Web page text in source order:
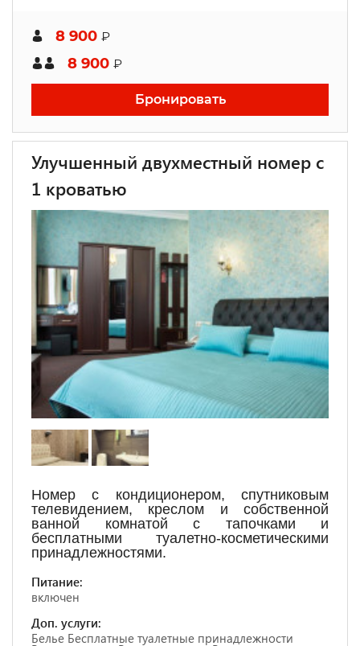
8 900 ₽
8 900 ₽
Бронировать
Улучшенный двухместный номер с
1 кроватью
Номер с кондиционером, спутниковым
телевидением, креслом и собственной
ванной комнатой с тапочками и
бесплатными туалетно-косметическими
принадлежностями.
Питание:
включен
Доп. услуги:
Белье Бесплатные туалетные принадлежности